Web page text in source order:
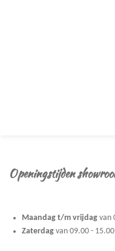
Openingstijden
Maandag t/m vrijdag van
Zaterdag van 09.00 -